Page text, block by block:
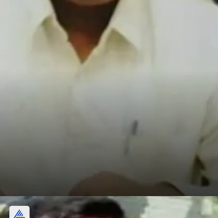
मूवी थिएटर में बिलिंग क्लर्क की नौकरी